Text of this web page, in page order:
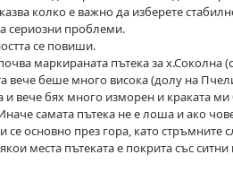
колко е важно да изберете
сериозни проблеми.
се повиши.
маркираната пътека за х.Соколна
вече беше много висока (долу на
вече бях много изморен и краката ми
самата пътека не е лоша и ако
основно през гора, като стръмните
места пътеката е покрита със